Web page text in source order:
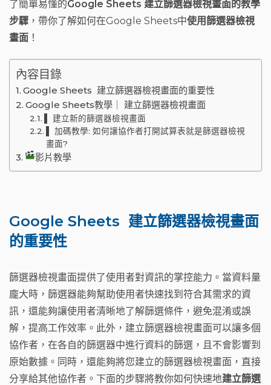
了簡單易懂的Google Sheets 建立篩選器檢視畫面的教學
步驟 ，帶你了解如何在Google Sheets中使用篩選器檢視
畫面 ！
內容目錄
Google Sheets 建立篩選器檢視畫面的重要性
Google Sheets教學｜ 建立篩選器檢視畫面
▌ 建立新的篩選器檢視畫面
▌ 加碼教學: 如何讓協作者打開試算表就是篩選器檢視
畫面?
影片教學
Google Sheets 建立篩選器檢視畫面
的重要性
篩選器檢視畫面提供了使用者對資訊的掌控能力。當資料量
龐大時，篩選器能夠幫助使用者快速找到符合其需求的資
訊，還能夠讓使用者清晰地了解篩選條件，避免混淆或誤
解，提高工作效率。此外，建立篩選器檢視畫面可以讓多個
協作者，在各自的篩選器中進行資料的篩選，且不會影響到
原始數據。同時，還能夠將您建立的篩選器檢視畫面，直接
分享給其他協作者。下面的步驟將教你如何快速地建立篩選